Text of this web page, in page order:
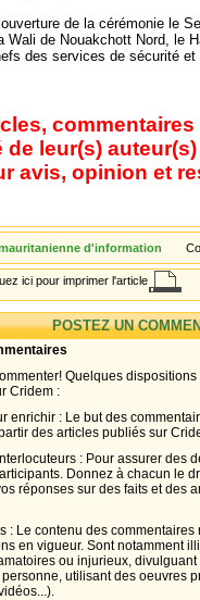
de la cérémonie le
Wali de Nouakchott Nord, le
des services de sécurité
de leur(s)
avis, opinion et
d'information
ici pour imprimer l'article
POSTEZ UN
Quelques
Cridem :
enrichir : Le but des
des articles publiés sur
: Pour assurer des
Donnez à chacun le
réponses sur des faits et des
: Le contenu des
en vigueur. Sont notamment
ou injurieux,
utilisant des oeuvres